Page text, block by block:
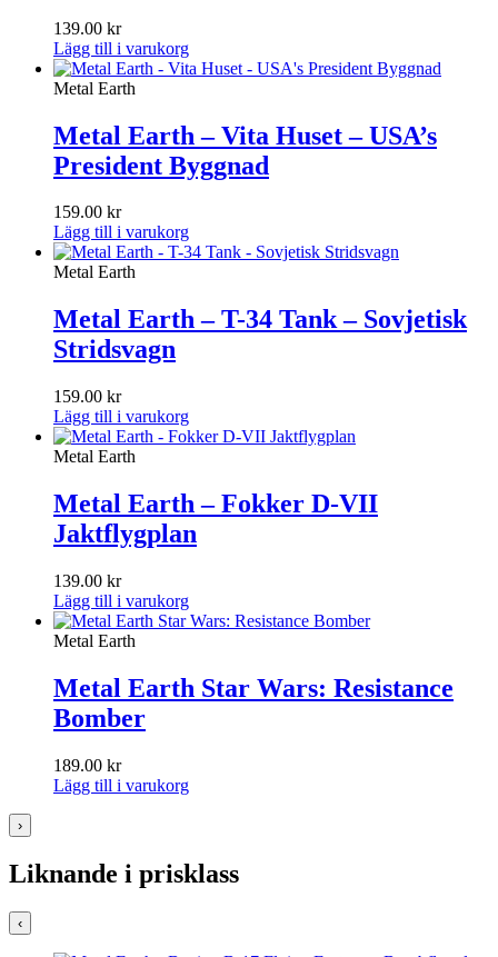
139.00 kr
Lägg till i varukorg
Metal Earth
Metal Earth – Vita Huset – USA’s
President Byggnad
159.00 kr
Lägg till i varukorg
Metal Earth
Metal Earth – T-34 Tank – Sovjetisk
Stridsvagn
159.00 kr
Lägg till i varukorg
Metal Earth
Metal Earth – Fokker D-VII
Jaktflygplan
139.00 kr
Lägg till i varukorg
Metal Earth
Metal Earth Star Wars: Resistance
Bomber
189.00 kr
Lägg till i varukorg
›
Liknande i prisklass
‹